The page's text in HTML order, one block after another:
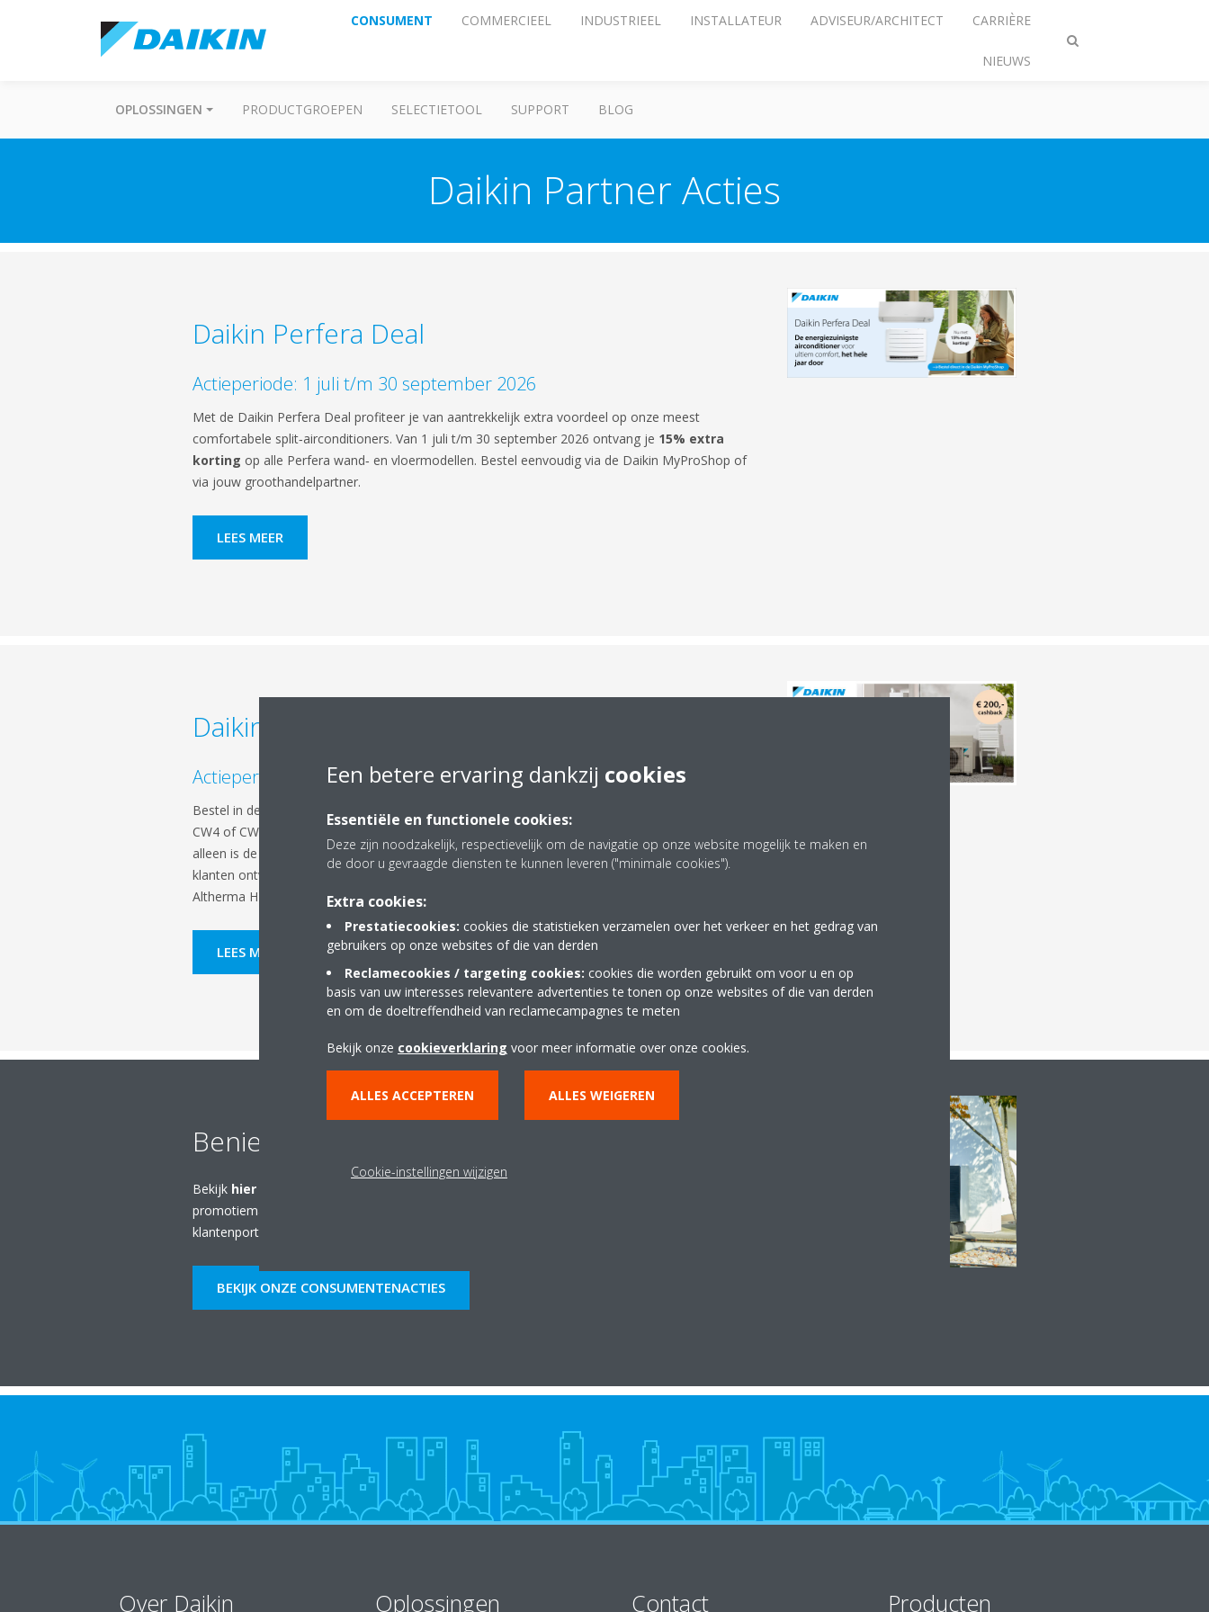
Zoeken
CONSUMENT COMMERCIEEL INDUSTRIEEL INSTALLATEUR ADVISEUR/ARCHITECT CARRIÈRE
NIEUWS
OPLOSSINGEN PRODUCTGROEPEN SELECTIETOOL SUPPORT BLOG
Daikin Partner Acties
Daikin Perfera Deal
Actieperiode: 1 juli t/m 30 september 2026
Met de Daikin Perfera Deal profiteer je van aantrekkelijk extra voordeel op onze meest
comfortabele split‑airconditioners. Van 1 juli t/m 30 september 2026 ontvang je 15% extra
korting op alle Perfera wand‑ en vloermodellen. Bestel eenvoudig via de Daikin MyProShop of
via jouw groothandelpartner.
LEES MEER
Daikin Altherma H Hybride warmtepompactie
Actieperiode: 15 december t/m 31 december 2026
Bestel in de actieperiode een Daikin Altherma H Hybride warmtepomp inclusief een Intergas
CW4 of CW5 cv-ketel, met
alleen is de Daikin Altherma H Hybride voor jou als installateur nu extra laag geprijsd, jouw
klanten ontvangen bovendien ook nog eens een
bij aanschaf van een
Altherma H Hybride warmtepompinstallatie.
LEES MEER
Benieuwd naar onze consumentenacties?
Bekijk hieronze consumentenactiespagina en maak als Daikin Professional gebruik van de
promotiematerialen die we voor jou beschikbaar hebben gemaakt in de Bibliotheek van ons
klantenportaal My Daikin.
BEKIJK ONZE CONSUMENTENACTIES
Over Daikin Oplossingen Contact Producten
Een betere ervaring dankzij cookies
Essentiële en functionele cookies:
Deze zijn noodzakelijk, respectievelijk om de navigatie op onze website mogelijk te maken en
de door u gevraagde diensten te kunnen leveren ("minimale cookies").
Extra cookies:
Prestatiecookies: cookies die statistieken verzamelen over het verkeer en het gedrag van
gebruikers op onze websites of die van derden
Reclamecookies / targeting cookies: cookies die worden gebruikt om voor u en op
basis van uw interesses relevantere advertenties te tonen op onze websites of die van derden
en om de doeltreffendheid van reclamecampagnes te meten
Bekijk onze cookieverklaring voor meer informatie over onze cookies.
ALLES ACCEPTEREN ALLES WEIGEREN
Cookie-instellingen wijzigen